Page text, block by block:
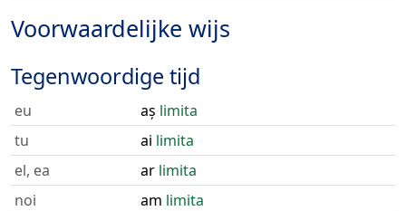
Voorwaardelijke wijs
Tegenwoordige tijd
eu aș limita
tu
ai limita
el, ea
ar limita
noi
am limita